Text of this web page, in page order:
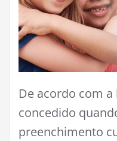
De acordo com a
concedido
preenchimento